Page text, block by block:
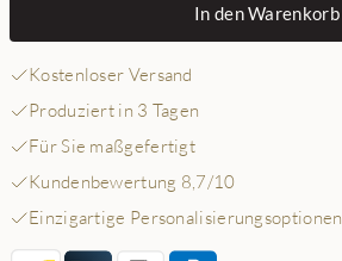
In den Warenkorb
Kostenloser Versand
Produziert in 3 Tagen
Für Sie maßgefertigt
Kundenbewertung 8,7/10
Einzigartige Personalisierungsoptionen